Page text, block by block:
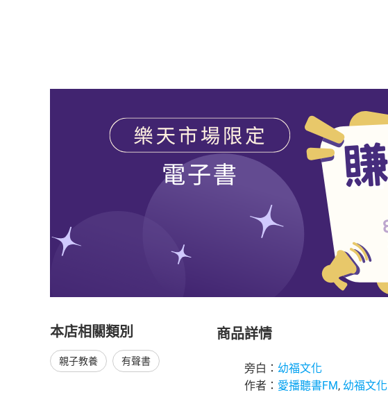
本店相關類別
親子教養 有聲書
商品詳情
旁白： 幼福文化
作者： 愛播聽書FM, 幼福文化